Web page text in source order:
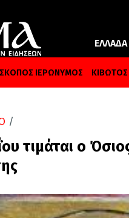
ΕΛΛΑΔΑ
ΙΕΡΩΝΥΜΟΣ
/
τιμάται ο